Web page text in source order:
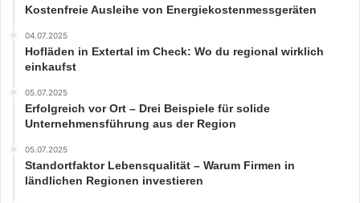
Kostenfreie Ausleihe von Energiekostenmessgeräten
04.07.2025
Hofläden in Extertal im Check: Wo du regional wirklich
einkaufst
05.07.2025
Erfolgreich vor Ort – Drei Beispiele für solide
Unternehmensführung aus der Region
05.07.2025
Standortfaktor Lebensqualität – Warum Firmen in
ländlichen Regionen investieren